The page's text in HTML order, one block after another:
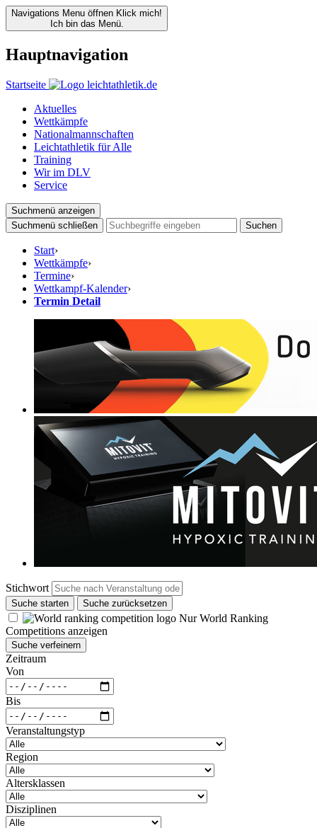
Navigations Menu öffnen Klick mich!
Ich bin das Menü.
Hauptnavigation
Startseite
Aktuelles
Wettkämpfe
Nationalmannschaften
Leichtathletik für Alle
Training
Wir im DLV
Service
Suchmenü anzeigen
Suchmenü schließen
Suchen
Start›
Wettkämpfe›
Termine›
Wettkampf-Kalender›
Termin Detail
Stichwort
Suche starten Suche zurücksetzen
Nur World Ranking
Competitions anzeigen
Suche verfeinern
Zeitraum
Von
Bis
Veranstaltungstyp
Region
Altersklassen
Disziplinen